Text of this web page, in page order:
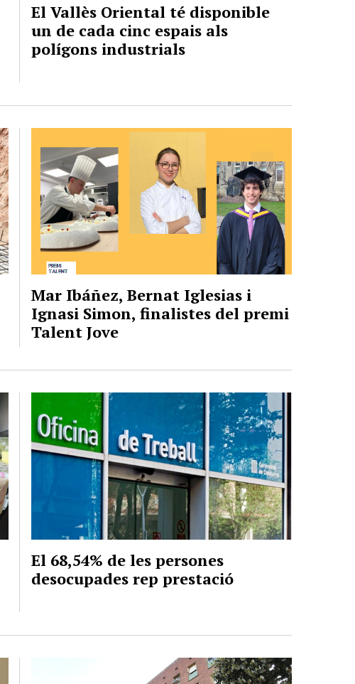
El Vallès Oriental té disponible
un de cada cinc espais als
polígons industrials
Mar Ibáñez, Bernat Iglesias i
Ignasi Simon, finalistes del premi
Talent Jove
El 68,54% de les persones
desocupades rep prestació